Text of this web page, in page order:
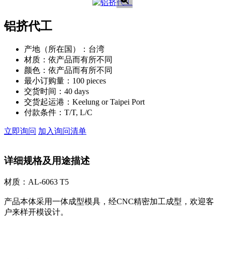
铝挤代工
产地（所在国）： 台湾
材质： 依产品而有所不同
颜色： 依产品而有所不同
最小订购量： 100 pieces
交货时间： 40 days
交货起运港： Keelung or Taipei Port
付款条件： T/T, L/C
立即询问 加入询问清单
详细规格及用途描述
材质：AL-6063 T5
产品本体采用一体成型模具，经CNC精密加工成型，欢迎客
户来样开模设计。